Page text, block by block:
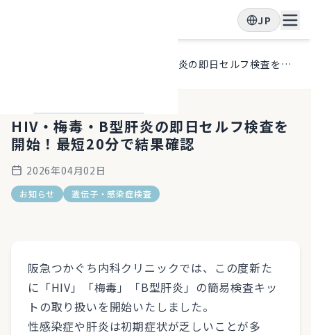
JP
HIV・梅毒・B型肝炎の即日セルフ検査を開始！最短20分で結果確認
HIV・梅毒・B型肝炎の即日セルフ検査を
開始！最短20分で結果確認
2026年04月02日
お知らせ 遺伝子・感染症検査
阪急つかぐち内科クリニックでは、この度新た
に「HIV」「梅毒」「B型肝炎」の簡易検査キッ
トの取り扱いを開始いたしました。
性感染症や肝炎は初期症状が乏しいことが多